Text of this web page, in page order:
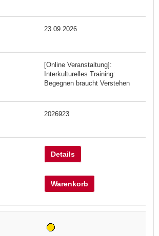
23.09.2026
[Online Veranstaltung]:
Interkulturelles Training:
Begegnen braucht Verstehen
2026923
Details
Warenkorb